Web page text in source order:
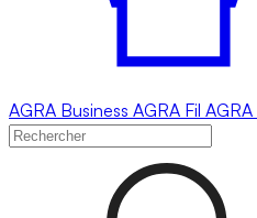
AGRA Business AGRA Fil AGRA